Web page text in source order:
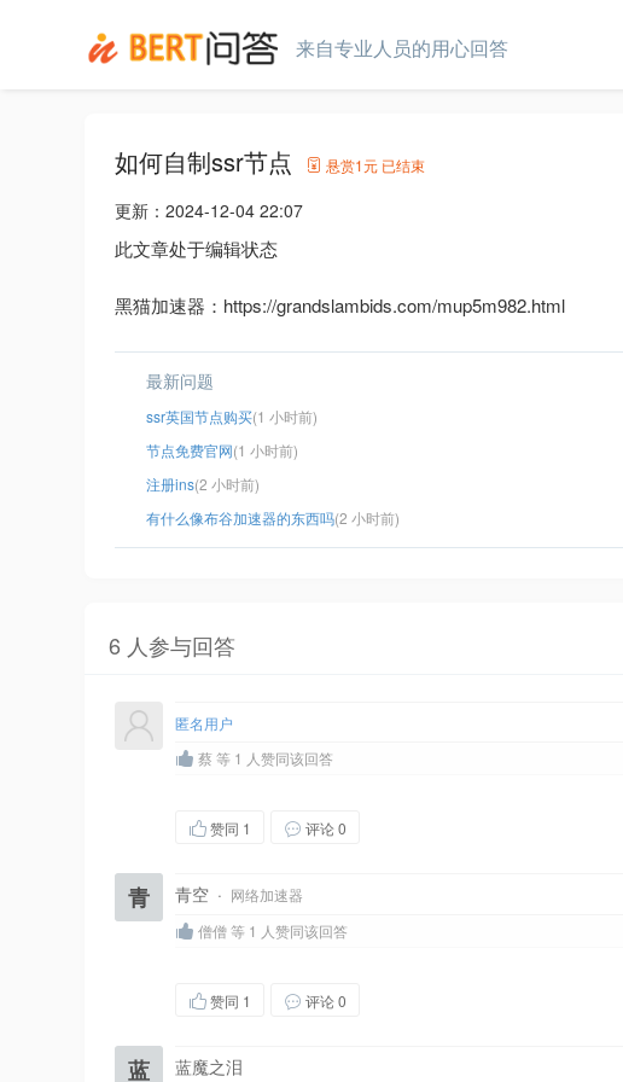
来自专业人员的用心回答
如何自制ssr节点 悬赏1元 已结束
更新： 2024-12-04 22:07
此文章处于编辑状态
黑猫加速器：https://grandslambids.com/mup5m982.html
最新问题
ssr英国节点购买(1 小时前)
节点免费官网(1 小时前)
注册ins(2 小时前)
有什么像布谷加速器的东西吗(2 小时前)
6 人参与回答
匿名用户
蔡 等 1 人赞同该回答
赞同 1 评论 0
青 青空 · 网络加速器
僧僧 等 1 人赞同该回答
赞同 1 评论 0
蓝 蓝魔之泪